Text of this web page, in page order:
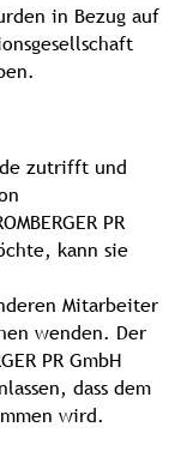
in Bezug auf
zutrifft und
PR
kann sie
Mitarbeiter
wenden. Der
PR GmbH
dass dem
wird.